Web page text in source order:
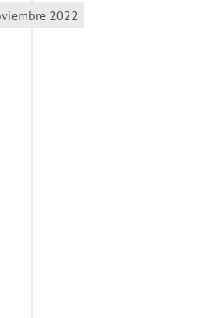
2022